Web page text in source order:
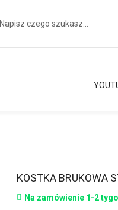
Przejdź
początek
KOSTKA BRUKOWA
Na zamówienie 1-2